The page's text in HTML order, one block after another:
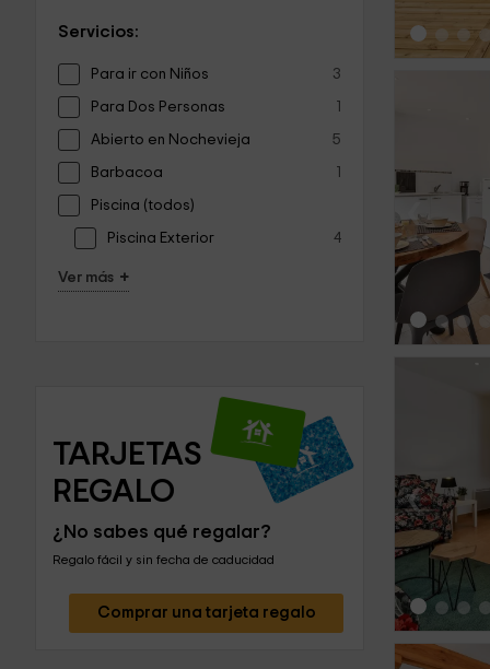
Servicios:
Para ir con Niños 3
Para Dos Personas 1
Abierto en Nochevieja 5
Barbacoa 1
Piscina (todos)
Piscina Exterior 4
Ver más +
TARJETAS
REGALO
¿No sabes qué regalar?
Regalo fácil y sin fecha de caducidad
Comprar una tarjeta regalo
‹
‹